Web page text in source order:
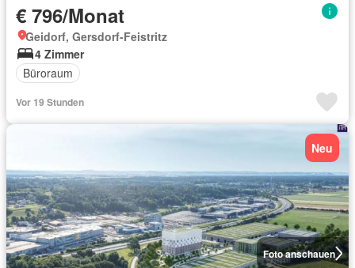
€ 796/Monat
Geidorf, Gersdorf-Feistritz
4 Zimmer
Büroraum
Vor 19 Stunden
Foto anschauen
Neu